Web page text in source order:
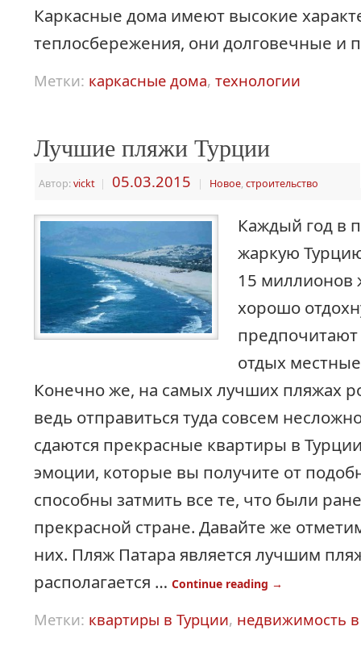
Каркасные дома имеют высокие
теплосбережения, они долговечные и
Метки: каркасные дома, технологии
Лучшие пляжи Турции
Автор:vickt | 05.03.2015 | Новое, строительство
Каждый год в
жаркую
15
хорошо
отдых
Конечно же, на самых лучших пляжах
ведь отправиться туда совсем
сдаются прекрасные квартиры в
эмоции, которые вы получите от
способны затмить все те, что были
прекрасной стране. Давайте же
них. Пляж Патара является лучшим
располагается … Continue reading →
Метки: квартиры в Турции, недвижимость